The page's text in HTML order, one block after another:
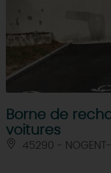
Borne de
voitures
45290 - NOGENT-